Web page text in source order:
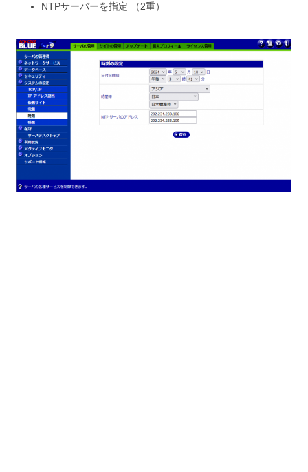
NTPサーバーを指定 （2重）